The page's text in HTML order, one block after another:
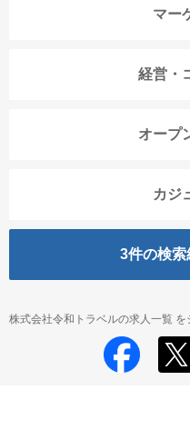
マー
経営・
オープ
カジ
3件の検索
株式会社令和トラベルの求人一覧 を